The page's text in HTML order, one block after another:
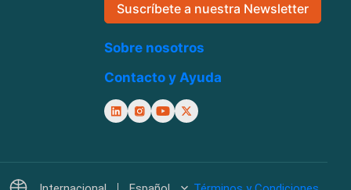
Suscríbete a nuestra Newsletter
Sobre nosotros
Contacto y Ayuda